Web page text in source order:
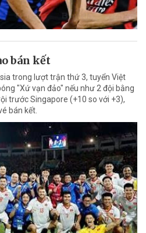
bán kết
trong lượt trận thứ 3, tuyển Việt
"Xứ vạn đảo" nếu như 2 đội bằng
trước Singapore (+10 so với +3),
bán kết.